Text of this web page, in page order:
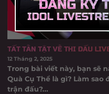
TẤT TẦN TẬT VỀ THI ĐẤU
12 Tháng 2, 2025
Trong bài viết này, bạn sẽ
Quà Cụ Thể là gì? Làm sao
trận đấu?...